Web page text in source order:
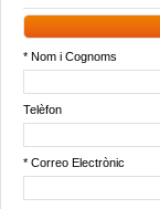
* Nom i Cognoms
Telèfon
* Correo Electrònic